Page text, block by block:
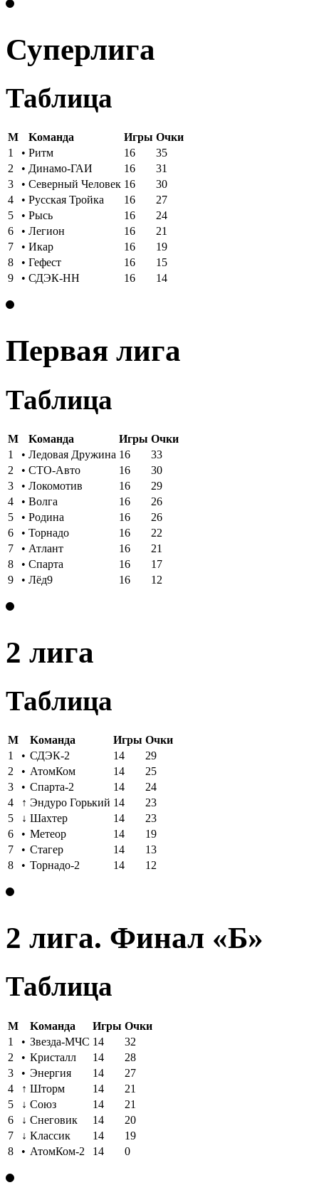
Суперлига
Таблица
M Kоманда Игры Oчки
1
• Ритм 16
35
2
• Динамо-ГАИ 16
31
3
• Северный Человек 16
30
4
• Русская Тройка 16
27
5
• Рысь 16
24
6
• Легион 16
21
7
• Икар 16
19
8
• Гефест 16
15
9
• СДЭК-НН 16 14
Первая лига
Таблица
M Kоманда Игры Oчки
1
• Ледовая Дружина 16
33
2
• СТО-Авто 16
30
3
• Локомотив 16
29
4
• Волга 16
26
5
• Родина 16
26
6
• Торнадо 16
22
7
• Атлант 16
21
8
• Спарта 16
17
9
• Лёд9 16 12
2 лига
Таблица
M Kоманда Игры Oчки
1
• СДЭК-2 14
29
2
• АтомКом 14
25
3
• Спарта-2 14
24
4
↑ Эндуро Горький 14
23
5
↓ Шахтер 14
23
6
• Метеор 14
19
7
• Стагер 14
13
8
• Торнадо-2 14 12
2 лига. Финал «Б»
Таблица
M Kоманда Игры Oчки
1
• Звезда-МЧС 14
32
2
• Кристалл 14
28
3
• Энергия 14
27
4
↑ Шторм 14
21
5
↓ Союз 14
21
6
↓ Снеговик 14
20
7
↓ Классик 14
19
8
• АтомКом-2 14 0